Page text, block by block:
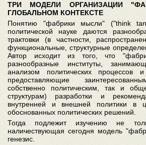
ТРИ МОДЕЛИ ОРГАНИЗАЦИИ
ГЛОБАЛЬНОМ КОНТЕКСТЕ
Понятию "фабрики мысли" ("think
политической науке даются
трактовки (в частности,
функциональные, структурные
Автор исходит из того, что
разнообразные институты,
анализом политических
предоставляющие
собственно политическим, так и
структурам) разработки и
внутренней и внешней политики в
обоснованных политических решений.
Тогда подлежит изучению не
наличествующая сегодня модель
генезис.